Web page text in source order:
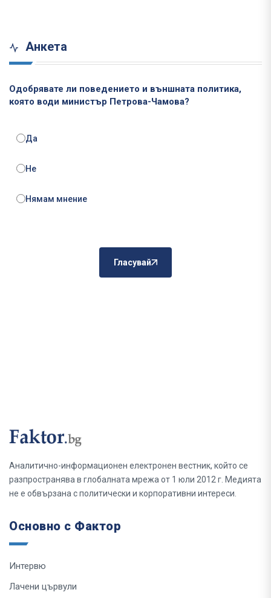
Анкета
Одобрявате ли поведението и външната политика,
която води министър Петрова-Чамова?
Да
Не
Нямам мнение
Гласувай
Аналитично-информационен електронен вестник, който се
разпространява в глобалната мрежа от 1 юли 2012 г. Медията
не е обвързана с политически и корпоративни интереси.
Основно с Фактор
Интервю
Лачени цървули